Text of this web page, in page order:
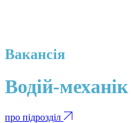
Вакансія
Водій-механік
про підрозділ